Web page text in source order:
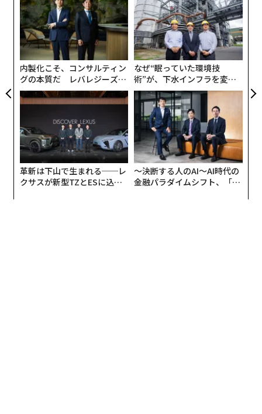
内製化こそ、コンサルティン
グの本質だ レバレジーズが
実践する、次世代ファームの
全貌
なぜ“眠っていた環境技
術”が、下水インフラを変え
たのか──産総研×月島JFE
アクアソリューションの10年
革新は下山で生まれる──レ
クサスが新型TZとESに込め
〜決断する人のAI〜AI時代の
金融パラダイムシフト、「超